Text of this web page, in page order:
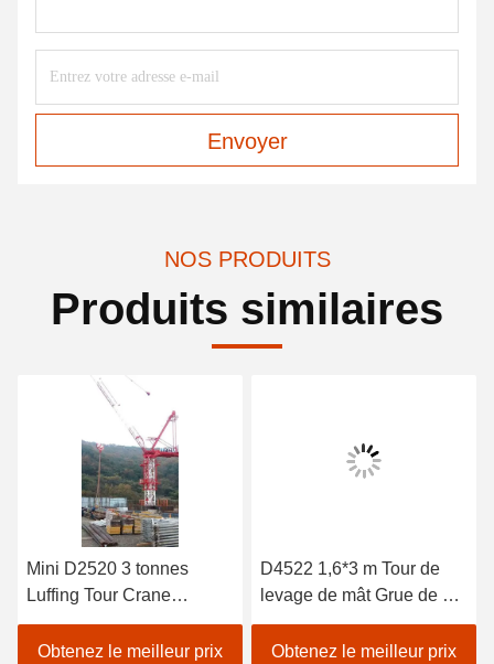
Envoyer
NOS PRODUITS
Produits similaires
Mini D2520 3 tonnes
Luffing Tour Crane
Conception pour la Corée
du Sud
Obtenez le meilleur prix
D4522 1,6*3 m Tour de
levage de mât Grue de 6
tonnes Capacité de
charge Hauteur du mât
Obtenez le meilleur prix